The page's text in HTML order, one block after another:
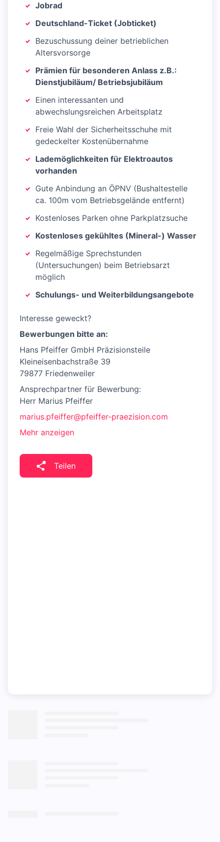
Jobrad
Deutschland-Ticket (Jobticket)
Bezuschussung deiner betrieblichen
Altersvorsorge
Prämien für besonderen Anlass z.B.:
Dienstjubiläum/ Betriebsjubiläum
Einen interessanten und
abwechslungsreichen Arbeitsplatz
Freie Wahl der Sicherheitsschuhe mit
gedeckelter Kostenübernahme
Lademöglichkeiten für Elektroautos
vorhanden
Gute Anbindung an ÖPNV (Bushaltestelle
ca. 100m vom Betriebsgelände entfernt)
Kostenloses Parken ohne Parkplatzsuche
Kostenloses gekühltes (Mineral-) Wasser
Regelmäßige Sprechstunden
(Untersuchungen) beim Betriebsarzt
möglich
Schulungs- und Weiterbildungsangebote
Interesse geweckt?
Bewerbungen bitte an:
Hans Pfeiffer GmbH Präzisionsteile
Kleineisenbachstraße 39
79877 Friedenweiler
Ansprechpartner für Bewerbung:
Herr Marius Pfeiffer
marius.pfeiffer@pfeiffer-praezision.com
Mehr anzeigen
Teilen